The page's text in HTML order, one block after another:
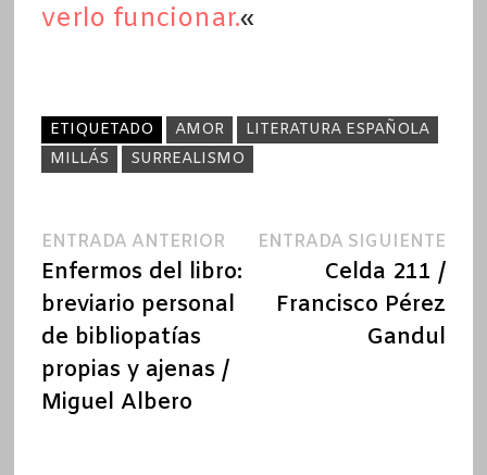
verlo funcionar.«
ETIQUETADO AMOR
LITERATURA ESPAÑOLA
MILLÁS
SURREALISMO
Navegación
de
entradas
ENTRADA ANTERIOREntrada
anterior:
Enfermos del libro:
breviario personal
de bibliopatías
propias y ajenas /
Miguel Albero
ENTRADA SIGUIENTE
Celda 211 /
Francisco Pérez
Gandul